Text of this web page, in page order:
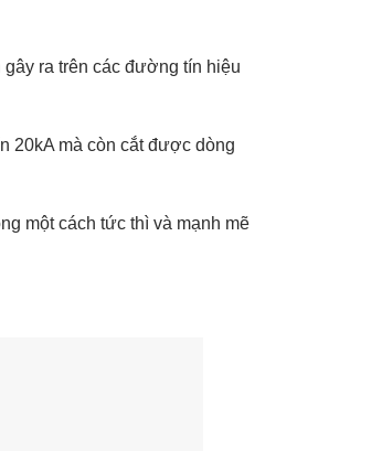
ra trên các đường tín hiệu
20kA mà còn cắt được dòng
một cách tức thì và mạnh mẽ